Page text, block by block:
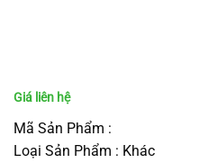
Mã Sản Phẩm :
Loại Sản Phẩm : Khác